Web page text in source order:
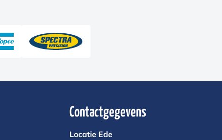
Contactgegevens
Locatie Ede